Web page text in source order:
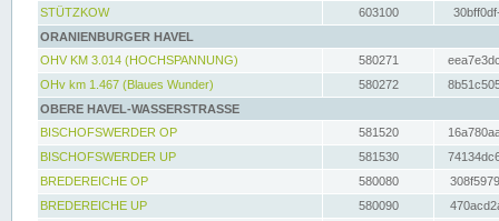
STÜTZKOW
603100
ORANIENBURGER HAVEL
OHV KM 3.014 (HOCHSPANNUNG)
580271
OHv km 1.467 (Blaues Wunder)
580272
OBERE HAVEL-WASSERSTRASSE
BISCHOFSWERDER OP
581520
BISCHOFSWERDER UP
581530
BREDEREICHE OP
580080
BREDEREICHE UP
580090